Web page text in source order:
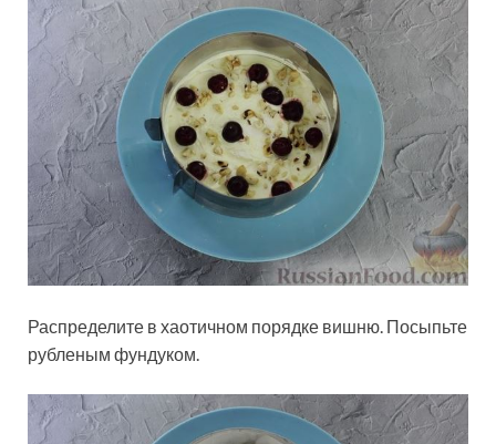
Распределите в хаотичном порядке вишню. Посыпьте
рубленым фундуком.